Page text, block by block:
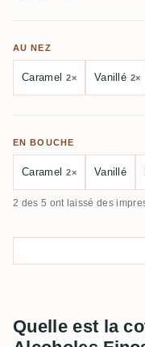
AU NEZ
Caramel 2× Vanillé 2×
EN BOUCHE
Caramel 2× Vanillé
2 des 5 ont laissé des
Quelle est la